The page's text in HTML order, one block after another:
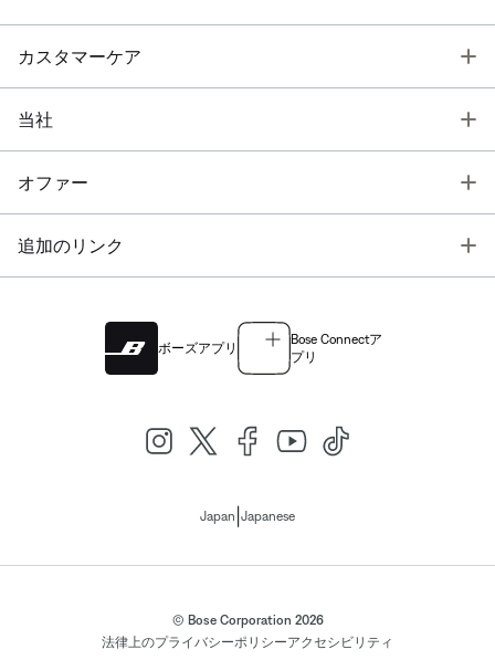
カスタマーケア
当社
オファー
追加のリンク
ボーズアプリ
Bose Connectア
プリ
Japan Japanese
© Bose Corporation 2026
法律上のプライバシーポリシーアクセシビリティ